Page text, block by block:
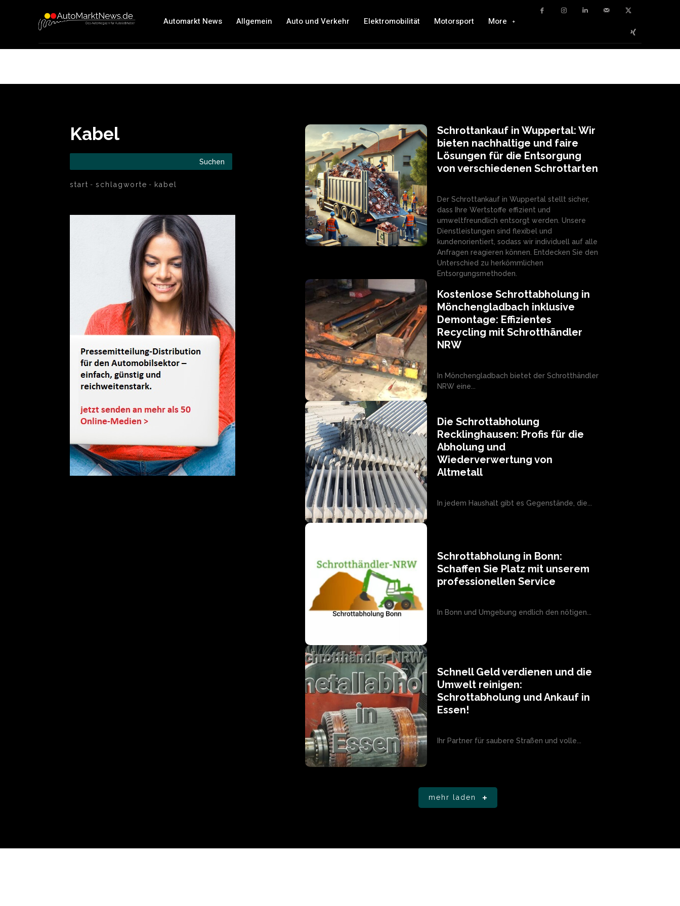
Automarkt News Allgemein Auto und Verkehr Elektromobilität Motorsport More
Kabel
Suchen
start schlagworte kabel
Schrottankauf in Wuppertal: Wir
bieten nachhaltige und faire
Lösungen für die Entsorgung
von verschiedenen Schrottarten
Der Schrottankauf in Wuppertal stellt sicher,
dass Ihre Wertstoffe effizient und
umweltfreundlich entsorgt werden. Unsere
Dienstleistungen sind flexibel und
kundenorientiert, sodass wir individuell auf alle
Anfragen reagieren können. Entdecken Sie den
Unterschied zu herkömmlichen
Entsorgungsmethoden.
Kostenlose Schrottabholung in
Mönchengladbach inklusive
Demontage: Effizientes
Recycling mit Schrotthändler
NRW
In Mönchengladbach bietet der Schrotthändler
NRW eine...
Die Schrottabholung
Recklinghausen: Profis für die
Abholung und
Wiederverwertung von
Altmetall
In jedem Haushalt gibt es Gegenstände, die...
Schrottabholung in Bonn:
Schaffen Sie Platz mit unserem
professionellen Service
In Bonn und Umgebung endlich den nötigen...
Schnell Geld verdienen und die
Umwelt reinigen:
Schrottabholung und Ankauf in
Essen!
Ihr Partner für saubere Straßen und volle...
mehr laden